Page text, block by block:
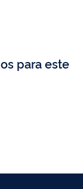
para este